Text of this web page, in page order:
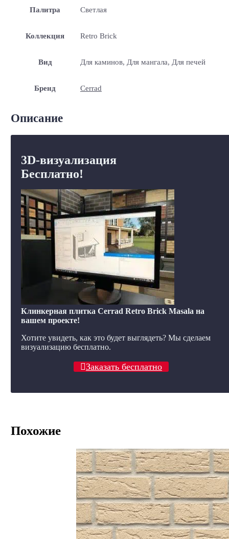
Палитра Светлая
Коллекция Retro Brick
Вид Для каминов, Для мангала, Для печей
Бренд Cerrad
Описание
3D-визуализация
Бесплатно!
Клинкерная плитка Cerrad Retro Brick Masala на
вашем проекте!
Хотите увидеть, как это будет выглядеть? Мы сделаем
визуализацию бесплатно.
Заказать бесплатно
Похожие